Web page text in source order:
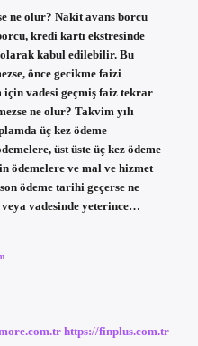
ne olur? Nakit avans borcu
kredi kartı ekstresinde
kabul edilebilir. Bu
önce gecikme faizi
için vadesi geçmiş faiz tekrar
ne olur? Takvim yılı
üç kez ödeme
üst üste üç kez ödeme
ödemelere ve mal ve hizmet
ödeme tarihi geçerse ne
vadesinde yeterince…
https://finplus.com.tr